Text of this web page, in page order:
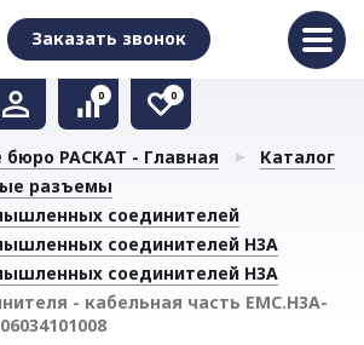
Заказать звонок
Очистить список сравнения
0
Очистить избранное
0
бюро РАСКАТ - Главная
Каталог
разъемы
соединителей
соединителей H3A
соединителей H3A
- кабельная часть EMC.H3A-